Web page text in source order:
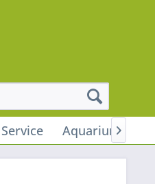
Aquarium